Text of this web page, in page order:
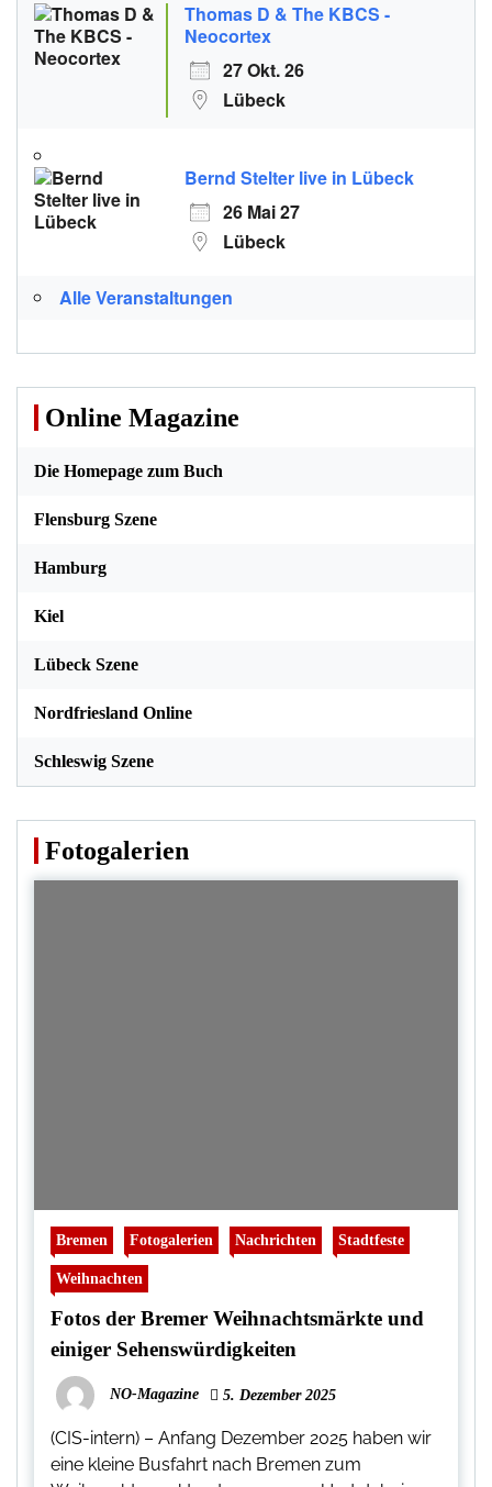
Thomas D & The KBCS -
Neocortex
27 Okt. 26
Lübeck
Bernd Stelter live in Lübeck
26 Mai 27
Lübeck
Alle Veranstaltungen
Online Magazine
Die Homepage zum Buch
Flensburg Szene
Hamburg
Kiel
Lübeck Szene
Nordfriesland Online
Schleswig Szene
Fotogalerien
Bremen Fotogalerien Nachrichten Stadtfeste
Weihnachten
Fotos der Bremer Weihnachtsmärkte und
einiger Sehenswürdigkeiten
NO-Magazine 5. Dezember 2025
(CIS-intern) – Anfang Dezember 2025 haben wir
eine kleine Busfahrt nach Bremen zum